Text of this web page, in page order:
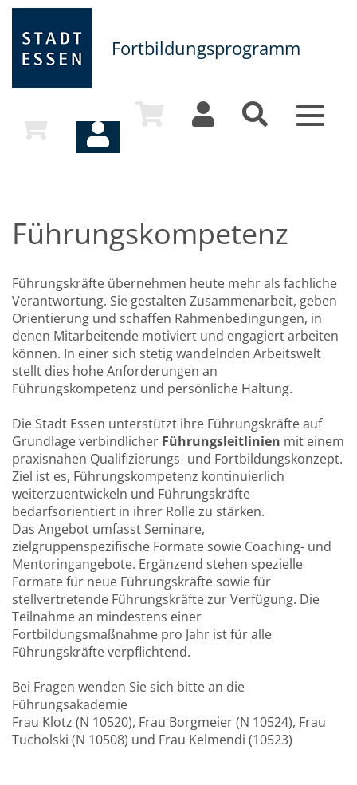
Fortbildungsprogramm
Toggle
Führungskompetenz
Führungskräfte übernehmen heute mehr als fachliche
Verantwortung. Sie gestalten Zusammenarbeit, geben
Orientierung und schaffen Rahmenbedingungen, in
denen Mitarbeitende motiviert und engagiert arbeiten
können. In einer sich stetig wandelnden Arbeitswelt
stellt dies hohe Anforderungen an
Führungskompetenz und persönliche Haltung.
Die Stadt Essen unterstützt ihre Führungskräfte auf
Grundlage verbindlicher Führungsleitlinien mit einem
praxisnahen Qualifizierungs- und Fortbildungskonzept.
Ziel ist es, Führungskompetenz kontinuierlich
weiterzuentwickeln und Führungskräfte
bedarfsorientiert in ihrer Rolle zu stärken.
Das Angebot umfasst Seminare,
zielgruppenspezifische Formate sowie Coaching- und
Mentoringangebote. Ergänzend stehen spezielle
Formate für neue Führungskräfte sowie für
stellvertretende Führungskräfte zur Verfügung. Die
Teilnahme an mindestens einer
Fortbildungsmaßnahme pro Jahr ist für alle
Führungskräfte verpflichtend.
Bei Fragen wenden Sie sich bitte an die
Führungsakademie
Frau Klotz (N 10520), Frau Borgmeier (N 10524), Frau
Tucholski (N 10508) und Frau Kelmendi (10523)